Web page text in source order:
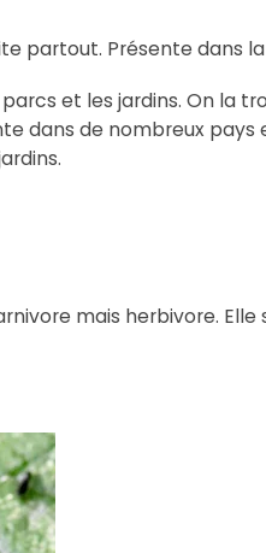
partout. Présente dans
et les jardins. On la
dans de nombreux pays
mais herbivore. Elle